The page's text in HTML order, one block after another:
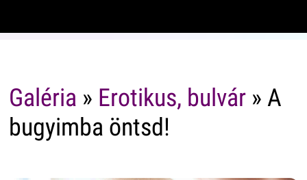
Galéria » Erotikus, bulvár» A
bugyimba öntsd!